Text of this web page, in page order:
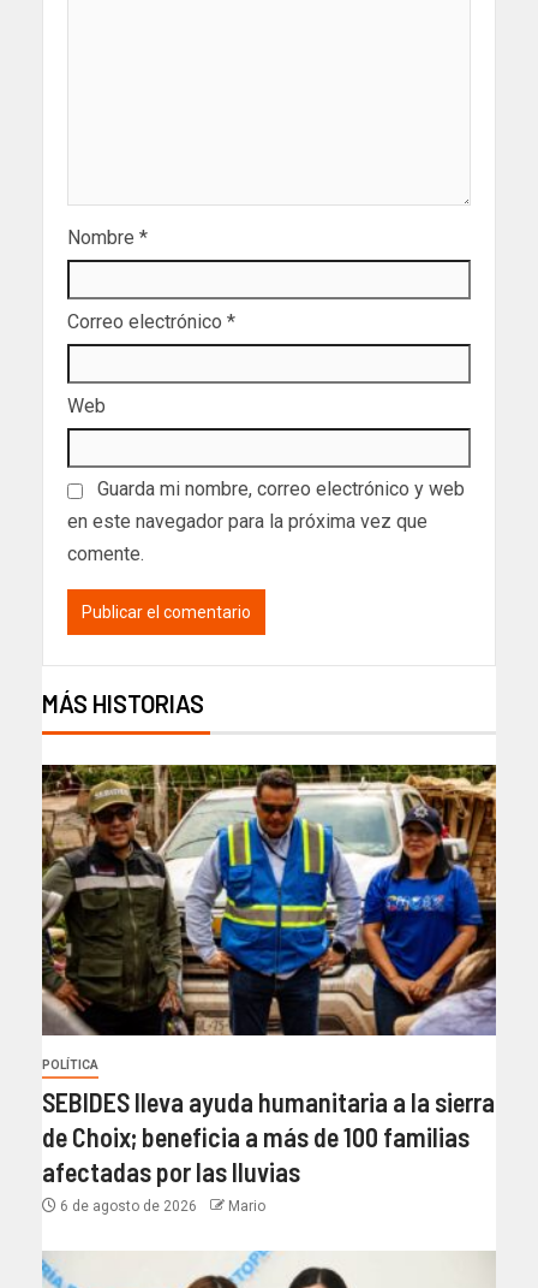
Nombre *
Correo electrónico *
Web
Guarda mi nombre, correo electrónico y web
en este navegador para la próxima vez que
comente.
MÁS HISTORIAS
POLÍTICA
SEBIDES lleva ayuda humanitaria a la sierra
de Choix; beneficia a más de 100 familias
afectadas por las lluvias
6 de agosto de 2026 Mario